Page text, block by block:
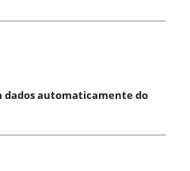
dados automaticamente do